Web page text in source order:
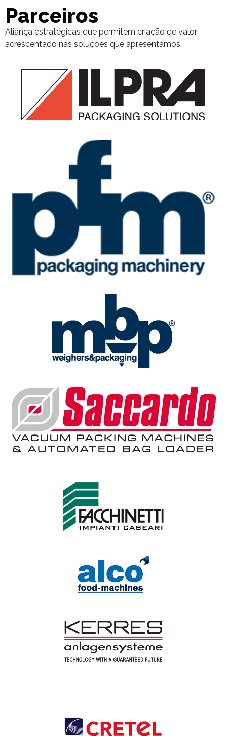
Parceiros
Aliança estratégicas que permitem criação de valor
acrescentado nas soluções que apresentamos.